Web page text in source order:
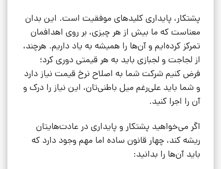
پشتکار، پایداری کلیدهای موفقیت است. این بدان
معناست که ما بیش از هر چیزی، بر روی اهدافمان
تمرکز کرده‌ایم و آن‌ها را همیشه به یاد داریم. هرچند،
از لجاجت و لجبازی باید به هر قیمتی دوری کرد؛
فرض کنیم شرکت شما به اصلاح نرخ قیمت نیاز دارد
و شما باید علی‌رغم میل باطنی‌تان، این نیاز را درک و
آن را اجرا کنید.
اگر می‌خواهید پشتکار و پایداری در عادت‌هایتان
ریشه کند، چهار قانون ساده اما مهم وجود دارد که
باید آن‌ها را بدانید: